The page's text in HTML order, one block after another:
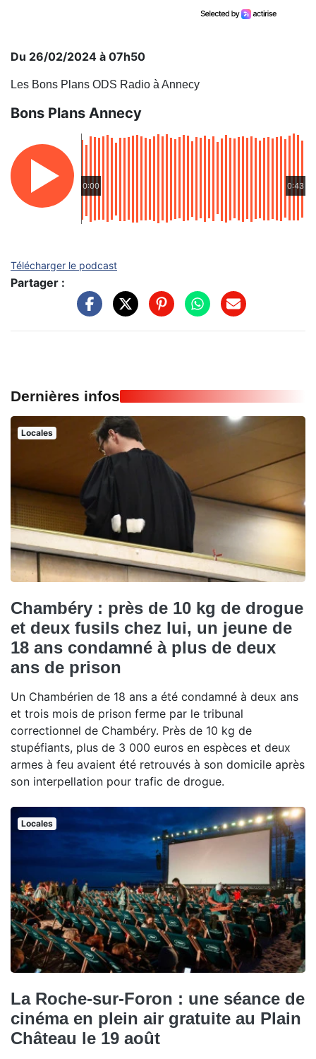
Du 26/02/2024 à 07h50
Les Bons Plans ODS Radio à Annecy
Bons Plans Annecy
0:00 0:43
Télécharger le podcast
Partager :
Dernières infos
Locales
Chambéry : près de 10 kg de drogue
et deux fusils chez lui, un jeune de
18 ans condamné à plus de deux
ans de prison
Un Chambérien de 18 ans a été condamné à deux ans
et trois mois de prison ferme par le tribunal
correctionnel de Chambéry. Près de 10 kg de
stupéfiants, plus de 3 000 euros en espèces et deux
armes à feu avaient été retrouvés à son domicile après
son interpellation pour trafic de drogue.
Locales
La Roche-sur-Foron : une séance de
cinéma en plein air gratuite au Plain
Château le 19 août